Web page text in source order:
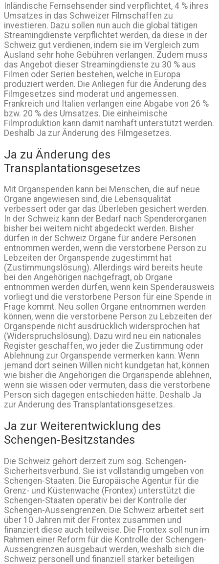
Inländische Fernsehsender sind verpflichtet, 4 % ihres
Umsatzes in das Schweizer Filmschaffen zu
investieren. Dazu sollen nun auch die global tätigen
Streamingdienste verpflichtet werden, da diese in der
Schweiz gut verdienen, indem sie im Vergleich zum
Ausland sehr hohe Gebühren verlangen. Zudem muss
das Angebot dieser Streamingdienste zu 30 % aus
Filmen oder Serien bestehen, welche in Europa
produziert werden. Die Anliegen für die Änderung des
Filmgesetzes sind moderat und angemessen.
Frankreich und Italien verlangen eine Abgabe von 26 %
bzw. 20 % des Umsatzes. Die einheimische
Filmproduktion kann damit namhaft unterstützt werden.
Deshalb Ja zur Änderung des Filmgesetzes.
Ja zu Änderung des
Transplantationsgesetzes
Mit Organspenden kann bei Menschen, die auf neue
Organe angewiesen sind, die Lebensqualität
verbessert oder gar das Überleben gesichert werden.
In der Schweiz kann der Bedarf nach Spenderorganen
bisher bei weitem nicht abgedeckt werden. Bisher
dürfen in der Schweiz Organe für andere Personen
entnommen werden, wenn die verstorbene Person zu
Lebzeiten der Organspende zugestimmt hat
(Zustimmungslösung). Allerdings wird bereits heute
bei den Angehörigen nachgefragt, ob Organe
entnommen werden dürfen, wenn kein Spenderausweis
vorliegt und die verstorbene Person für eine Spende in
Frage kommt. Neu sollen Organe entnommen werden
können, wenn die verstorbene Person zu Lebzeiten der
Organspende nicht ausdrücklich widersprochen hat
(Widerspruchslösung). Dazu wird neu ein nationales
Register geschaffen, wo jeder die Zustimmung oder
Ablehnung zur Organspende vermerken kann. Wenn
jemand dort seinen Willen nicht kundgetan hat, können
wie bisher die Angehörigen die Organspende ablehnen,
wenn sie wissen oder vermuten, dass die verstorbene
Person sich dagegen entschieden hätte. Deshalb Ja
zur Änderung des Transplantationsgesetzes.
Ja zur Weiterentwicklung des
Schengen-Besitzstandes
Die Schweiz gehört derzeit zum sog. Schengen-
Sicherheitsverbund. Sie ist vollständig umgeben von
Schengen-Staaten. Die Europäische Agentur für die
Grenz- und Küstenwache (Frontex) unterstützt die
Schengen-Staaten operativ bei der Kontrolle der
Schengen-Aussengrenzen. Die Schweiz arbeitet seit
über 10 Jahren mit der Frontex zusammen und
finanziert diese auch teilweise. Die Frontex soll nun im
Rahmen einer Reform für die Kontrolle der Schengen-
Aussengrenzen ausgebaut werden, weshalb sich die
Schweiz personell und finanziell stärker beteiligen